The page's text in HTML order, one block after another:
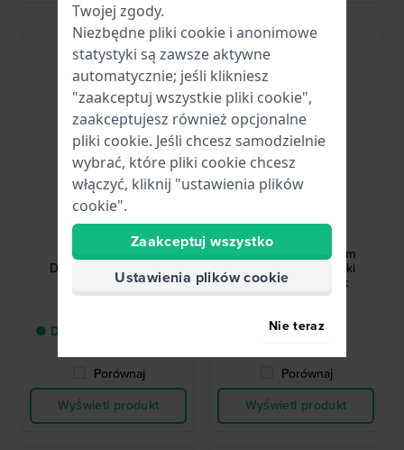
Hugo Boss
1502848
Sage Aqua 30 mm
Dwukolorowy damski
kwarcowy zegarek
● Dostawa od 2 do 3 dni
Porównaj
Wyświetl produkt
Nowość
Graceful Mina 25 mm
Dwukolorowy damski
kwarcowy zegarek
● Dostępny
Porównaj
Wyświetl produkt
Twojej zgody.
Niezbędne pliki cookie i anonimowe
statystyki są zawsze aktywne
automatycznie; jeśli klikniesz
"zaakceptuj wszystkie pliki cookie",
zaakceptujesz również opcjonalne
pliki cookie. Jeśli chcesz samodzielnie
wybrać, które pliki cookie chcesz
włączyć, kliknij "ustawienia plików
cookie".
Zaakceptuj wszystko
Ustawienia plików cookie
Nie teraz